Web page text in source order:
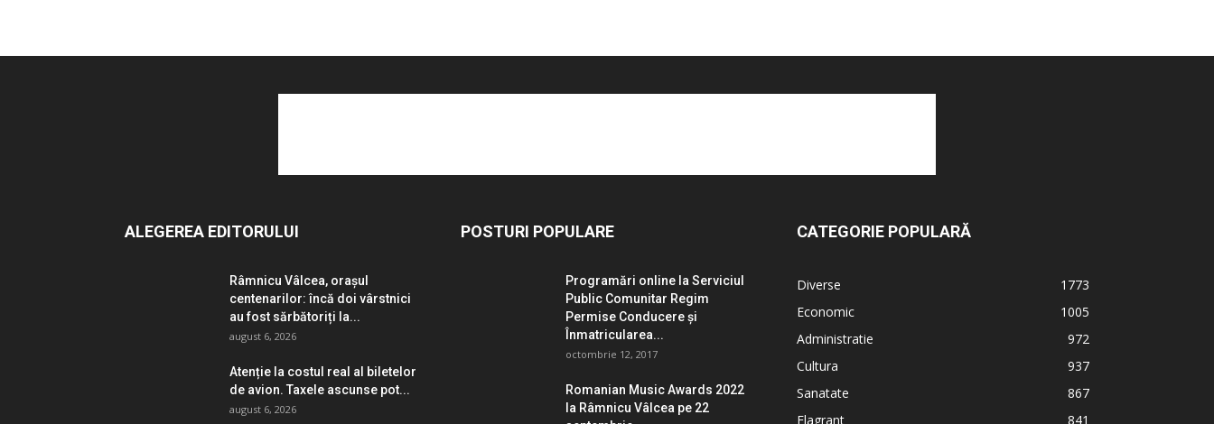
ALEGEREA EDITORULUI
Râmnicu Vâlcea, orașul
centenarilor: încă doi vârstnici
au fost sărbătoriți la...
august 6, 2026
Atenție la costul real al biletelor
de avion. Taxele ascunse pot...
august 6, 2026
POSTURI POPULARE
Programări online la Serviciul
Public Comunitar Regim
Permise Conducere şi
Înmatricularea...
octombrie 12, 2017
Romanian Music Awards 2022
la Râmnicu Vâlcea pe 22
CATEGORIE POPULARĂ
Diverse
1773
Economic
1005
Administratie
972
Cultura
937
Sanatate
867
Flagrant
841